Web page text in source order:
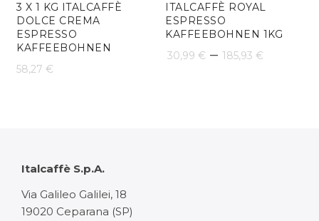
3 X 1 KG ITALCAFFÈ
DOLCE CREMA
ESPRESSO
KAFFEEBOHNEN
58,27 €
ITALCAFFÈ ROYAL
ESPRESSO
KAFFEEBOHNEN 1KG
30,99 € – 185,93 €
Italcaffè S.p.A.
Via Galileo Galilei, 18
19020 Ceparana (SP)